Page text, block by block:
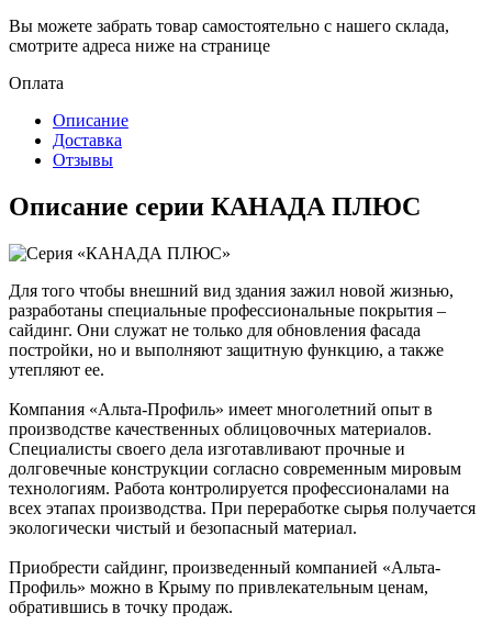
Вы можете забрать товар самостоятельно с нашего склада,
смотрите адреса ниже на странице
Оплата
Описание
Доставка
Отзывы
Описание серии КАНАДА ПЛЮС
Для того чтобы внешний вид здания зажил новой жизнью,
разработаны специальные профессиональные покрытия –
сайдинг. Они служат не только для обновления фасада
постройки, но и выполняют защитную функцию, а также
утепляют ее.
Компания «Альта-Профиль» имеет многолетний опыт в
производстве качественных облицовочных материалов.
Специалисты своего дела изготавливают прочные и
долговечные конструкции согласно современным мировым
технологиям. Работа контролируется профессионалами на
всех этапах производства. При переработке сырья получается
экологически чистый и безопасный материал.
Приобрести сайдинг, произведенный компанией «Альта-
Профиль» можно в Крыму по привлекательным ценам,
обратившись в точку продаж.